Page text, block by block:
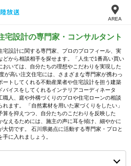
AREA
宅設計の専門家・コンサルタント
宅設計に関する専門家、プロのプロフィール、実
どから相談相手を探せます。「人生で1番高い買い
いては、自分たちの理想やこだわりを実現した
が高い注文住宅には、さまざまな専門家が携わっ
ートしてくれる不動産業者や住宅設計を担う建築
イスをしてくれるインテリアコーディネータ
職人、庭や外構づくりのプロや住宅ローンの相談
ます。 「自然素材を用いた家づくりをしたい」
算を抑えつつ、自分たちのこだわりを反映した
なえるためには、施主の声に耳を傾け、細やかに
切です。 石川県拠点に活動する専門家・プロと
に入れましょう。